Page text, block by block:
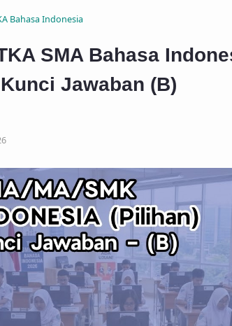
Bahasa Indonesia
SMA Bahasa
Jawaban (B)